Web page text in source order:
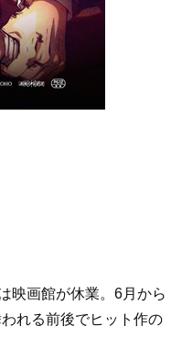
映画館が休業。6月から
れる前後でヒット作の